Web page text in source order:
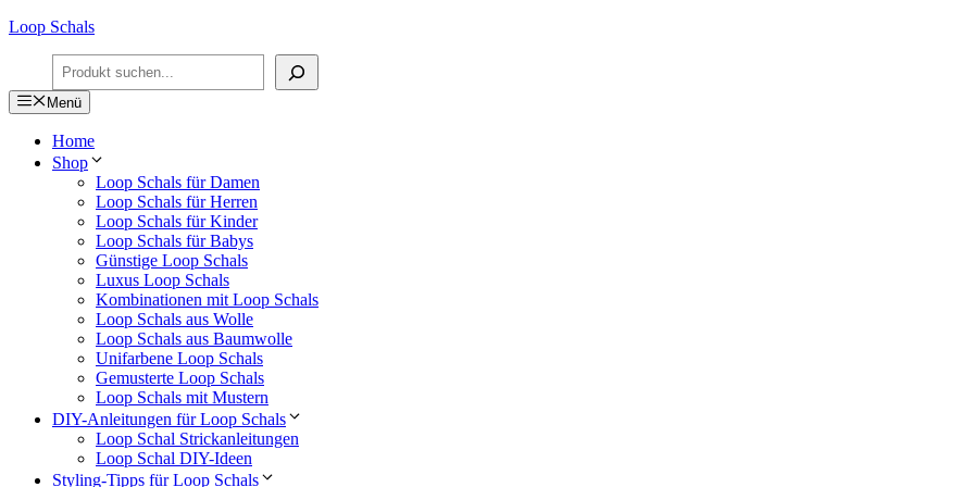
Zum
springen
Loop Schals
Suchen
Menü
Home
Shop
Loop Schals für Damen
Loop Schals für Herren
Loop Schals für Kinder
Loop Schals für Babys
Günstige Loop Schals
Luxus Loop Schals
Kombinationen mit Loop Schals
Loop Schals aus Wolle
Loop Schals aus Baumwolle
Unifarbene Loop Schals
Gemusterte Loop Schals
Loop Schals mit Mustern
DIY-Anleitungen für Loop Schals
Loop Schal Strickanleitungen
Loop Schal DIY-Ideen
Styling-Tipps für Loop Schals